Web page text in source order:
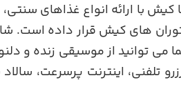
کیش با ارائه انواع غذاهای
های کیش قرار داده است.
می توانید از موسیقی زنده و
تلفنی، اینترنت پرسرعت،